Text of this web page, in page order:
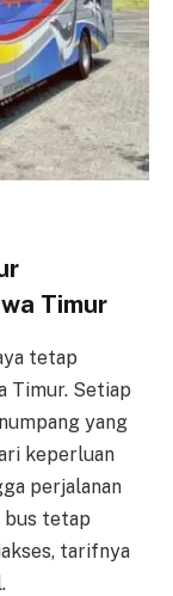
Timur
tetap
Timur. Setiap
yang
keperluan
perjalanan
bus tetap
tarifnya